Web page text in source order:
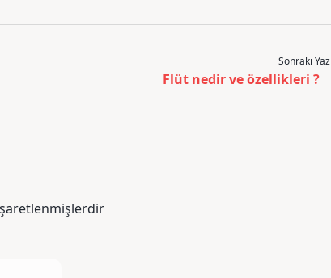
Sonraki
Flüt nedir ve özellikleri ?